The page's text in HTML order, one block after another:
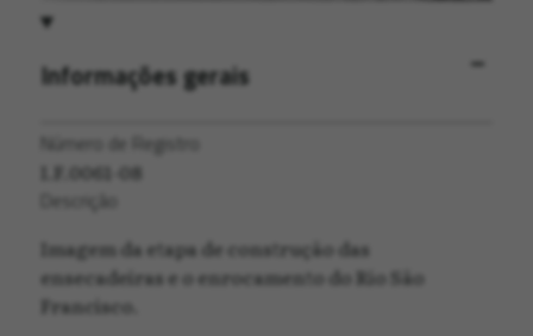
Informações gerais
Número de Registro
I.F.0061-08
Descrição
Imagem da etapa de construção das
ensecadeiras e o enrocamento do Rio São
Francisco.